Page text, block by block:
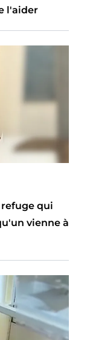
l'aider
refuge qui
vienne à